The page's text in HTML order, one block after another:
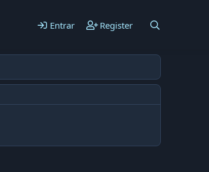
Entrar Register